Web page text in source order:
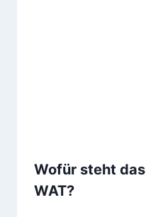
Wofür steht
WAT?